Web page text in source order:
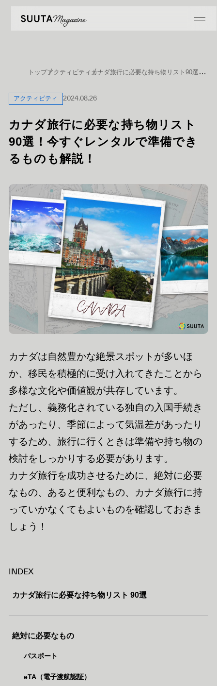
トップアクティビティ カナダ旅行に必要な持ち物リスト90選！今すぐレンタルで準備できるものも解説！
アクティビティ 2024.08.26
カナダ旅行に必要な持ち物リスト
90選！今すぐレンタルで準備でき
るものも解説！
カナダは自然豊かな絶景スポットが多いほ
か、移民を積極的に受け入れてきたことから
多様な文化や価値観が共存しています。
ただし、義務化されている独自の入国手続き
があったり、季節によって気温差があったり
するため、旅行に行くときは準備や持ち物の
検討をしっかりする必要があります。
カナダ旅行を成功させるために、絶対に必要
なもの、あると便利なもの、カナダ旅行に持
っていかなくてもよいものを確認しておきま
しょう！
INDEX
カナダ旅行に必要な持ち物リスト 90選
絶対に必要なもの
パスポート
eTA（電子渡航認証）